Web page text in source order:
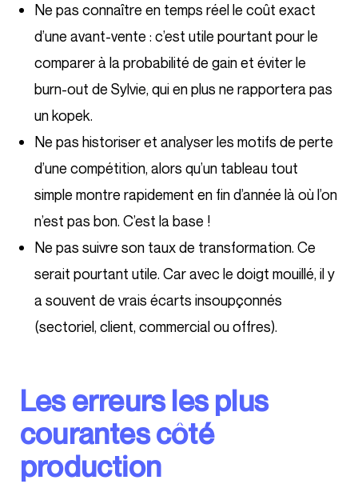
Ne pas connaître en temps réel le coût exact
d’une avant-vente : c’est utile pourtant pour le
comparer à la probabilité de gain et éviter le
burn-out de Sylvie, qui en plus ne rapportera pas
un kopek.
Ne pas historiser et analyser les motifs de perte
d’une compétition, alors qu’un tableau tout
simple montre rapidement en fin d’année là où l’on
n’est pas bon. C’est la base !
Ne pas suivre son taux de transformation. Ce
serait pourtant utile. Car avec le doigt mouillé, il y
a souvent de vrais écarts insoupçonnés
(sectoriel, client, commercial ou offres).
Les erreurs les plus
courantes côté
production